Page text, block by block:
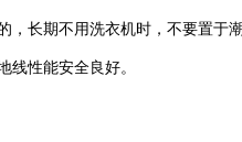
，长期不用洗衣机时，不要置于
性能安全良好。